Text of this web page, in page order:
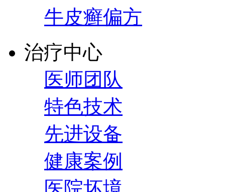
牛皮癣偏方
治疗中心
医师团队
特色技术
先进设备
健康案例